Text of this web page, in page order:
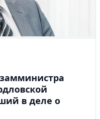
в деле о